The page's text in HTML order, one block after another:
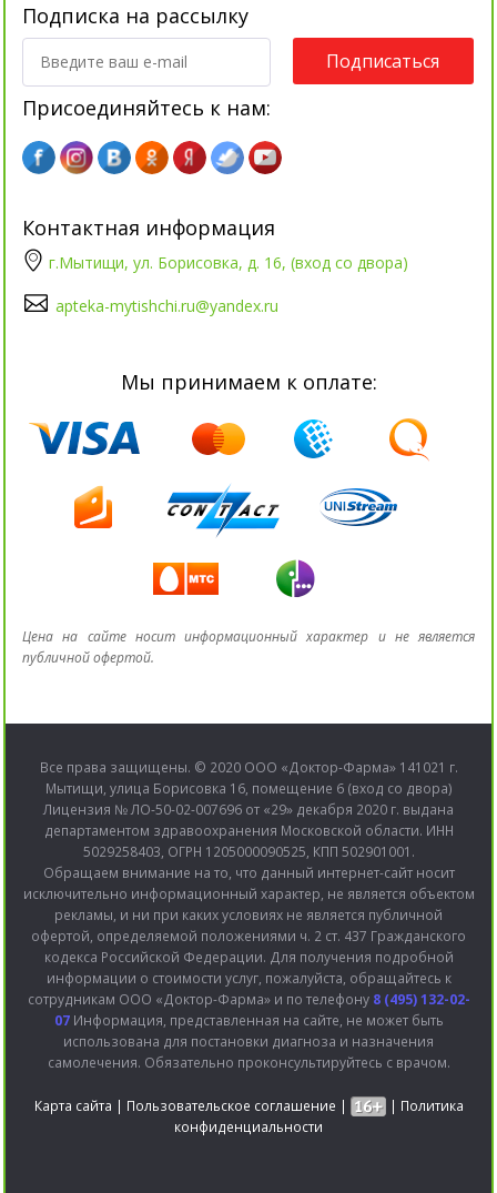
Подписка на рассылку
Подписаться
Присоединяйтесь к нам:
Контактная информация
г.Мытищи, ул. Борисовка, д. 16, (вход со двора)
apteka-mytishchi.ru@yandex.ru
Мы принимаем к оплате:
Цена на сайте носит информационный характер и не является
публичной офертой.
Все права защищены. © 2020 ООО «Доктор-Фарма» 141021 г.
Мытищи, улица Борисовка 16, помещение 6 (вход со двора)
Лицензия № ЛО-50-02-007696 от «29» декабря 2020 г. выдана
департаментом здравоохранения Московской области. ИНН
5029258403, ОГРН 1205000090525, КПП 502901001.
Обращаем внимание на то, что данный интернет-сайт носит
исключительно информационный характер, не является объектом
рекламы, и ни при каких условиях не является публичной
офертой, определяемой положениями ч. 2 ст. 437 Гражданского
кодекса Российской Федерации. Для получения подробной
информации о стоимости услуг, пожалуйста, обращайтесь к
сотрудникам ООО «Доктор-Фарма» и по телефону 8 (495) 132-02-
07Информация, представленная на сайте, не может быть
использована для постановки диагноза и назначения
самолечения. Обязательно проконсультируйтесь с врачом.
Карта сайта | Пользовательское соглашение | | Политика
конфиденциальности